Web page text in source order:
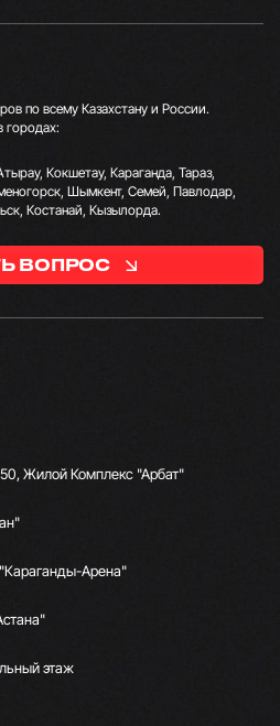
Жилой Комплекс "Арбат"
Арена"
этаж
по всему Казахстану и России.
городах:
Кокшетау, Караганда, Тараз,
Шымкент, Семей, Павлодар,
Костанай, Кызылорда.
ВОПРОС